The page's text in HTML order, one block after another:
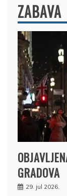
ZABAVA
GRADOVA
29. jul 2026.